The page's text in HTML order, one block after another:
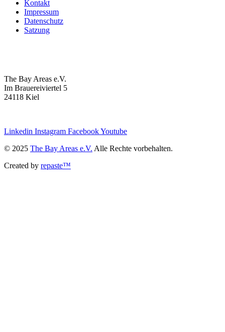
Kontakt
Impressum
Datenschutz
Satzung
The Bay Areas e.V.
Im Brauereiviertel 5
24118 Kiel
Linkedin Instagram FacebookYoutube
© 2025 The Bay Areas e.V. Alle Rechte vorbehalten.
Created by repaste™